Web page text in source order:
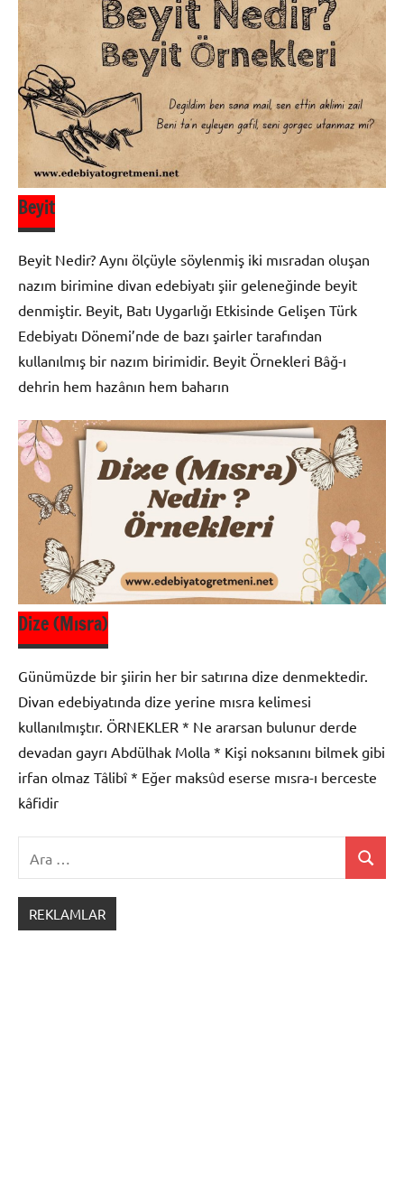
Bilgisi
Beyit
Beyit Nedir? Aynı ölçüyle söylenmiş iki mısradan oluşan
nazım birimine divan edebiyatı şiir geleneğinde beyit
denmiştir. Beyit, Batı Uygarlığı Etkisinde Gelişen Türk
Edebiyatı Dönemi’nde de bazı şairler tarafından
kullanılmış bir nazım birimidir. Beyit Örnekleri Bâğ-ı
dehrin hem hazânın hem baharın
Divan
Edebiyatı
Şiir
Dize (Mısra)
Günümüzde bir şiirin her bir satırına dize denmektedir.
Divan edebiyatında dize yerine mısra kelimesi
kullanılmıştır. ÖRNEKLER * Ne ararsan bulunur derde
devadan gayrı Abdülhak Molla * Kişi noksanını bilmek gibi
irfan olmaz Tâlibî * Eğer maksûd eserse mısra-ı berceste
kâfidir
Bilgisi
Ara
REKLAMLAR